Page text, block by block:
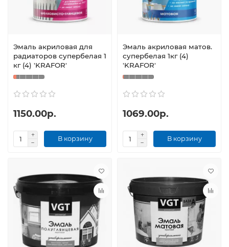
Эмаль акриловая для
радиаторов супербелая 1
кг (4) 'KRAFOR'
1150.00р.
В корзину
Эмаль акриловая матов.
супербелая 1кг (4)
'KRAFOR'
1069.00р.
В корзину